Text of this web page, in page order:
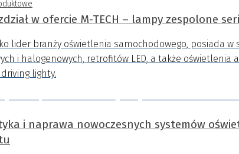
w ofercie M-TECH – lampy zespolone
lider branży oświetlenia samochodowego, posiada
i halogenowych, retrofitów LED, a także oświetlenia
driving lighty.
i naprawa nowoczesnych systemów